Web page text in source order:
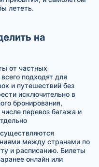
лететь.
на
от частных
подходят для
и путешествий без
исключительно в
бронирования,
перевоз багажа и
между странами по
и расписанию. Билеты
онлайн или